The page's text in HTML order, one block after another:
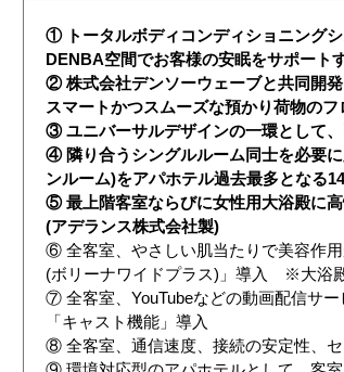
① トータルボディコンディショニング
DENBA空間でお客様の安眠をサポート
② 株式会社デンソーウェーブと共同開
スマートかつスムーズな預かり荷物の
③ ユニバーサルデザインの一環として
④ 隣り合うシングルルーム同士を必要
ンルーム)をアパホテル過去最多となる
⑤ 最上階客室ならびに女性用大浴殿に
(アデランス株式会社製)
⑥ 全客室、やさしい肌当たりで美容作
(ボリーナワイドプラス)」導入 ※大浴
⑦ 全客室、YouTubeなどの動画配信サ
「キャスト機能」導入
⑧ 全客室、通信速度、接続の安定性、